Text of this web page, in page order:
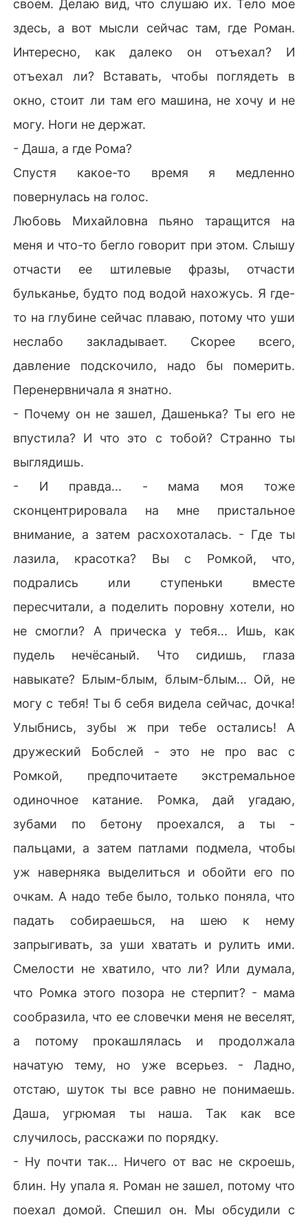
своем. Делаю вид, что слушаю их. Тело мое
здесь, а вот мысли сейчас там, где Роман.
Интересно, как далеко он отъехал? И
отъехал ли? Вставать, чтобы поглядеть в
окно, стоит ли там его машина, не хочу и не
могу. Ноги не держат.
- Даша, а где Рома?
Спустя какое-то время я медленно
повернулась на голос.
Любовь Михайловна пьяно таращится на
меня и что-то бегло говорит при этом. Слышу
отчасти ее штилевые фразы, отчасти
бульканье, будто под водой нахожусь. Я где-
то на глубине сейчас плаваю, потому что уши
неслабо закладывает. Скорее всего,
давление подскочило, надо бы померить.
Перенервничала я знатно.
- Почему он не зашел, Дашенька? Ты его не
впустила? И что это с тобой? Странно ты
выглядишь.
- И правда... - мама моя тоже
сконцентрировала на мне пристальное
внимание, а затем расхохоталась. - Где ты
лазила, красотка? Вы с Ромкой, что,
подрались или ступеньки вместе
пересчитали, а поделить поровну хотели, но
не смогли? А прическа у тебя... Ишь, как
пудель нечёсаный. Что сидишь, глаза
навыкате? Блым-блым, блым-блым... Ой, не
могу с тебя! Ты б себя видела сейчас, дочка!
Улыбнись, зубы ж при тебе остались! А
дружеский Бобслей - это не про вас с
Ромкой, предпочитаете экстремальное
одиночное катание. Ромка, дай угадаю,
зубами по бетону проехался, а ты -
пальцами, а затем патлами подмела, чтобы
уж наверняка выделиться и обойти его по
очкам. А надо тебе было, только поняла, что
падать собираешься, на шею к нему
запрыгивать, за уши хватать и рулить ими.
Смелости не хватило, что ли? Или думала,
что Ромка этого позора не стерпит? - мама
сообразила, что ее словечки меня не веселят,
а потому прокашлялась и продолжала
начатую тему, но уже всерьез. - Ладно,
отстаю, шуток ты все равно не понимаешь.
Даша, угрюмая ты наша. Так как все
случилось, расскажи по порядку.
- Ну почти так... Ничего от вас не скроешь,
блин. Ну упала я. Роман не зашел, потому что
поехал домой. Спешил он. Мы обсудили с